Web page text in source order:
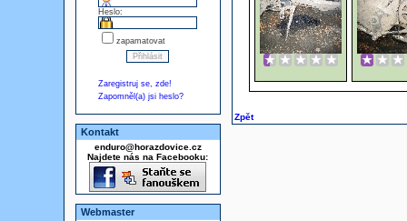
Heslo:
zapamatovat
Zaregistruj se, zde!
Zapomněl(a) jsi heslo?
Kontakt
enduro@horazdovice.cz
Najdete nás na Facebooku:
Webmaster
Zpět